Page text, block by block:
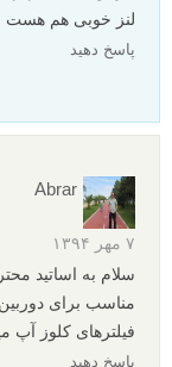
لنز خوبی هم هست
پاسخ دهید
Abrar
۷ مهر ۱۳۹۴
سلام به اساتید
فیلترهای کلوز آپ
پاسخ دهید